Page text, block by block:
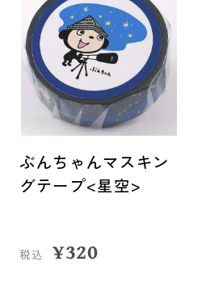
ぶんちゃんマスキン
グテープ<星空>
税込 ¥320